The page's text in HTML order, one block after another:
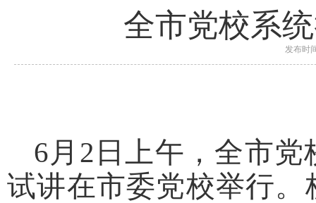
全市党校系
发布时
6月2日上午，全市
试讲在市委党校举行